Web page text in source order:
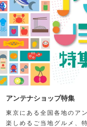
アンテナショップ特集
東京にある全国各地のア
楽しめるご当地グルメ、